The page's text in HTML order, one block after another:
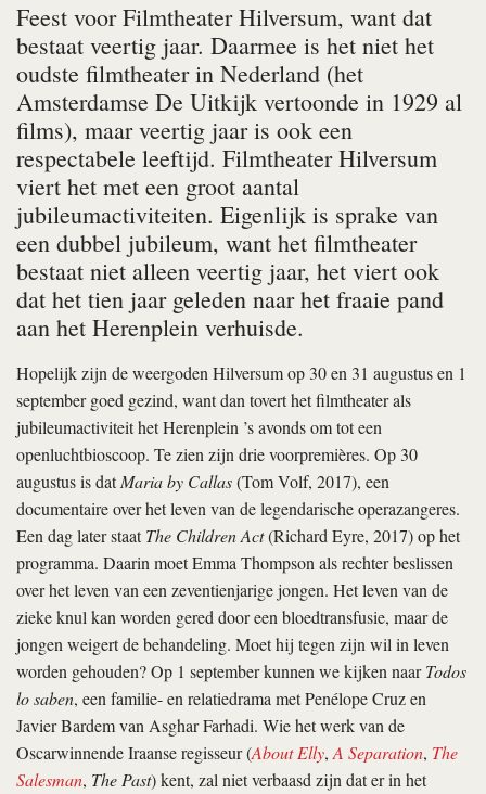
Feest voor Filmtheater Hilversum, want dat
bestaat veertig jaar. Daar­mee is het niet het
oudste filmtheater in Nederland (het
Amsterdamse De Uitkijk vertoonde in 1929 al
films), maar veertig jaar is ook een
respectabele leeftijd. Filmtheater Hilversum
viert het met een groot aantal
jubileumactiviteiten. Eigenlijk is sprake van
een dubbel jubileum, want het film­theater
bestaat niet alleen veertig jaar, het viert ook
dat het tien jaar geleden naar het fraaie pand
aan het Herenplein verhuisde.
Hopelijk zijn de weergoden Hilversum op 30 en 31 augustus en 1
september goed gezind, want dan tovert het filmtheater als
jubileumactiviteit het Herenplein ’s avonds om tot een
openluchtbioscoop. Te zien zijn drie voorpremières. Op 30
augustus is datMaria by Callas(Tom Volf, 2017), een
documentaire over het leven van de legendarische operazangeres.
Een dag later staatThe Children Act(Richard Eyre, 2017) op het
programma. Daarin moet Emma Thompson als rechter beslissen
over het leven van een zeventienjarige jongen. Het leven van de
zieke knul kan worden gered door een bloedtransfusie, maar de
jongen weigert de behandeling. Moet hij tegen zijn wil in leven
worden gehouden? Op 1 september kunnen we kijken naarTodos
lo saben, een familie- en relatiedrama met Penélope Cruz en
Javier Bardem van Asghar Farhadi. Wie het werk van de
Oscarwinnende Iraanse regisseur (About Elly,A Separation, The
Salesman, The Past) kent, zal niet verbaasd zijn dat er in het